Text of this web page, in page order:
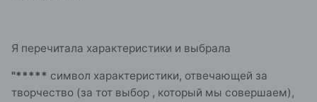
Я перечитала характеристики и выбрала
"***** символ характеристики, отвечающей за
творчество (за тот выбор , который мы совершаем),